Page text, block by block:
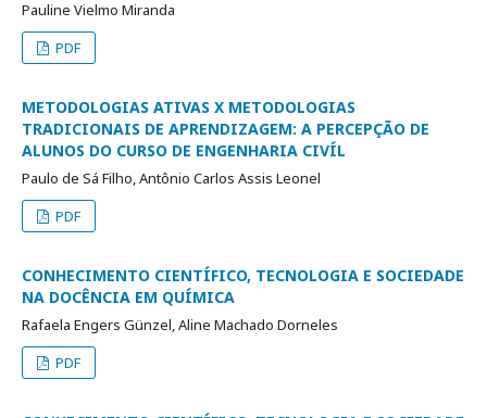
Pauline Vielmo Miranda
PDF
METODOLOGIAS ATIVAS X METODOLOGIAS
TRADICIONAIS DE APRENDIZAGEM: A PERCEPÇÃO DE
ALUNOS DO CURSO DE ENGENHARIA CIVÍL
Paulo de Sá Filho, Antônio Carlos Assis Leonel
PDF
CONHECIMENTO CIENTÍFICO, TECNOLOGIA E SOCIEDADE
NA DOCÊNCIA EM QUÍMICA
Rafaela Engers Günzel, Aline Machado Dorneles
PDF